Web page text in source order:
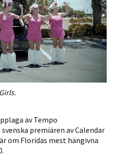
av Tempo
premiären av Calendar
om Floridas mest hängivna
välja bort. De
behövs för
att hemsidan
över huvud
taget ska
fungera.
kunna
förbättra
hemsidans